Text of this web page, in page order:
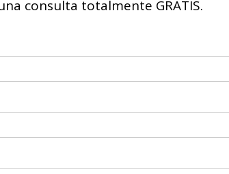
consulta totalmente GRATIS.